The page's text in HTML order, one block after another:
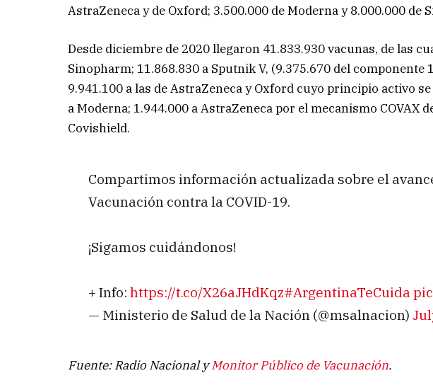
AstraZeneca y de Oxford; 3.500.000 de Moderna y 8.000.000 de
Desde diciembre de 2020 llegaron 41.833.930 vacunas, de las
Sinopharm; 11.868.830 a Sputnik V, (9.375.670 del componente
9.941.100 a las de AstraZeneca y Oxford cuyo principio activo
a Moderna; 1.944.000 a AstraZeneca por el mecanismo COVAX
Covishield.
Compartimos información actualizada sobre el
Vacunación contra la COVID-19.
¡Sigamos cuidándonos!
+ Info: https://t.co/X26aJHdKqz#ArgentinaTeCuida
— Ministerio de Salud de la Nación (@msalnacion)
Fuente: Radio Nacional yMonitor Público de Vacunación.